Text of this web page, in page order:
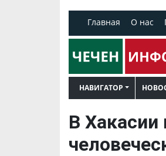
Главная О нас
НАВИГАТОР
В